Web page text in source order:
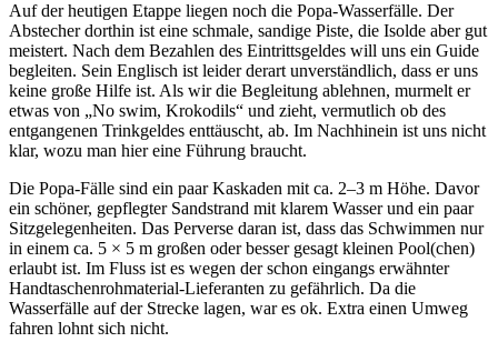
Auf der heutigen Etappe liegen noch die Popa-Wasserfälle. Der
Abstecher dorthin ist eine schmale, sandige Piste, die Isolde aber gut
meistert. Nach dem Bezahlen des Eintrittsgeldes will uns ein Guide
begleiten. Sein Englisch ist leider derart unverständlich, dass er uns
keine große Hilfe ist. Als wir die Begleitung ablehnen, murmelt er
etwas von „No swim, Krokodils“ und zieht, vermutlich ob des
entgangenen Trinkgeldes enttäuscht, ab. Im Nachhinein ist uns nicht
klar, wozu man hier eine Führung braucht.
Die Popa-Fälle sind ein paar Kaskaden mit ca. 2–3 m Höhe. Davor
ein schöner, gepflegter Sandstrand mit klarem Wasser und ein paar
Sitzgelegenheiten. Das Perverse daran ist, dass das Schwimmen nur
in einem ca. 5 × 5 m großen oder besser gesagt kleinen Pool(chen)
erlaubt ist. Im Fluss ist es wegen der schon eingangs erwähnter
Handtaschenrohmaterial-Lieferanten zu gefährlich. Da die
Wasserfälle auf der Strecke lagen, war es ok. Extra einen Umweg
fahren lohnt sich nicht.